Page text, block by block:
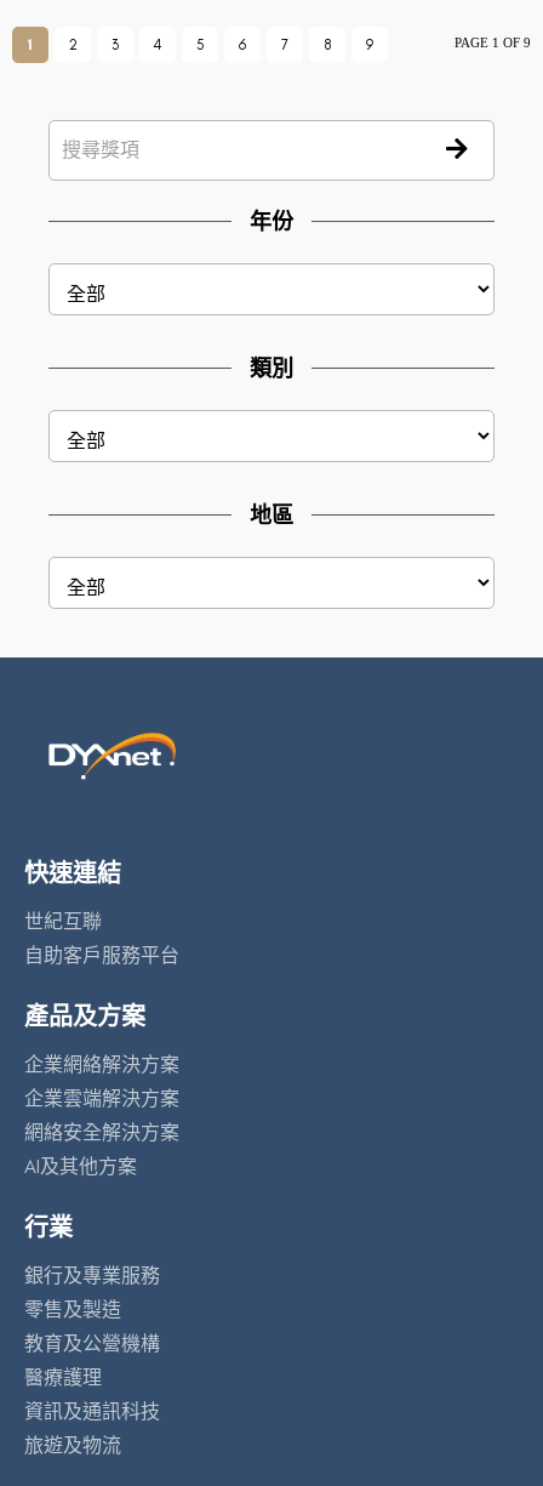
1 2 3 4 5 6 7 8 9 PAGE 1 OF 9
年份
類別
地區
快速連結
世紀互聯
自助客戶服務平台
產品及方案
企業網絡解決方案
企業雲端解決方案
網絡安全解決方案
AI及其他方案
行業
銀行及專業服務
零售及製造
教育及公營機構
醫療護理
資訊及通訊科技
旅遊及物流